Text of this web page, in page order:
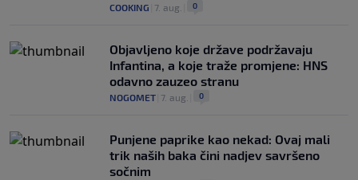
COOKING 7. aug. 0
Objavljeno koje države podržavaju
Infantina, a koje traže promjene: HNS
odavno zauzeo stranu
NOGOMET 7. aug. 0
Punjene paprike kao nekad: Ovaj mali
trik naših baka čini nadjev savršeno
sočnim